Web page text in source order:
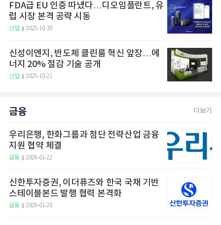
FDA급 EU 인증 따냈다…디오임플란트, 유
럽 시장 본격 공략 시동
산업 2025-10-30
신성이엔지, 반도체 클린룸 혁신 앞장…에
너지 20% 절감 기술 공개
산업 2025-10-21
금융 더보기
우리은행, 한화그룹과 첨단 전략산업 금융
지원 협약 체결
금융 2026-01-22
신한투자증권, 이더퓨즈와 한국 국채 기반
스테이블본드 발행 협력 본격화
금융 2026-01-20